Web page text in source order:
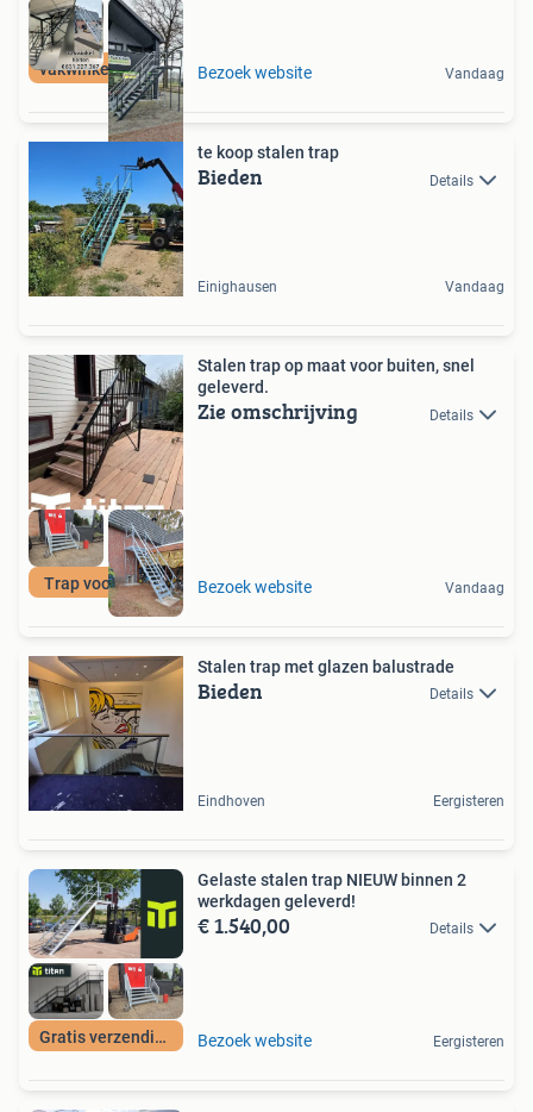
vakwinkeltrappen Bezoek website Vandaag
te koop stalen trap
Bieden Details
Einighausen Vandaag
Trap voor buiten
Stalen trap op maat voor buiten, snel
geleverd.
Zie omschrijving Details
Bezoek website Vandaag
Stalen trap met glazen balustrade
Bieden Details
Eindhoven Eergisteren
Gratis verzending
Gelaste stalen trap NIEUW binnen 2
werkdagen geleverd!
€ 1.540,00 Details
Bezoek website Eergisteren